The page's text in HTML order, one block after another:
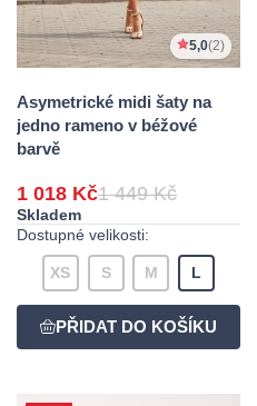
5,0(2)
Asymetrické midi šaty na
jedno rameno v béžové
barvě
1 018 Kč1 449 Kč
Skladem
Dostupné velikosti:
XS S M L